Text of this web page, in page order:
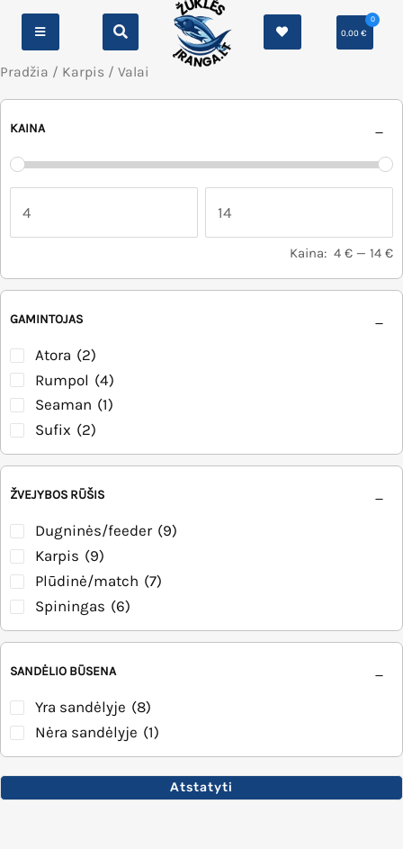
0,00€
0
Pradžia / Karpis / Valai
KAINA
Kaina: 4 € — 14 €
GAMINTOJAS
Atora (2)
Rumpol (4)
Seaman (1)
Sufix (2)
ŽVEJYBOS RŪŠIS
Dugninės/feeder (9)
Karpis (9)
Plūdinė/match (7)
Spiningas (6)
SANDĖLIO BŪSENA
Yra sandėlyje (8)
Nėra sandėlyje (1)
Atstatyti